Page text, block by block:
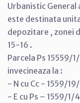
Urbanistic General
este destinata
depozitare , zonei
15-16 .
Parcela Ps 15559/
invecineaza la :
- N cu Cc - 1559/19/
- E cu Ps – 1559/1/4